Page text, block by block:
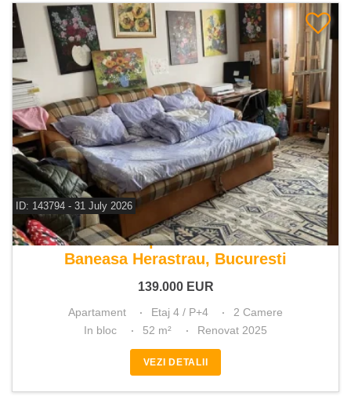
ID: 143794 - 31 July 2026
De vanzare apartament 2 camere
Baneasa Herastrau, Bucuresti
139.000 EUR
Apartament Etaj 4 / P+4
2 Camere
In bloc
52 m² Renovat 2025
VEZI DETALII